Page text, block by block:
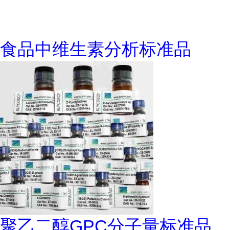
食品中维生素分析标准品
聚乙二醇GPC分子量标准品